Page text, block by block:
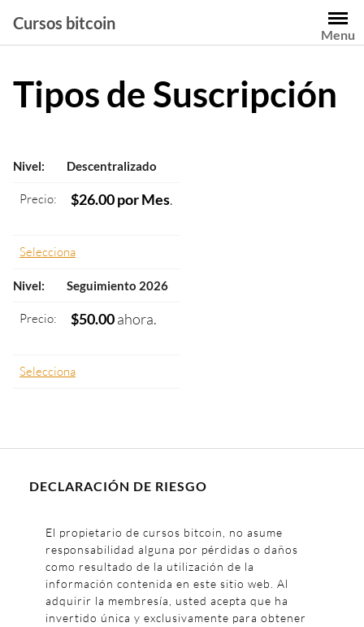
contenido
Cursos bitcoin
Menu
Tipos de Suscripción
Descentralizado
$26.00 por Mes.
Selecciona
Seguimiento 2026
$50.00ahora.
Selecciona
DECLARACIÓN DE RIESGO
El propietario de cursos bitcoin, no asume
responsabilidad alguna por pérdidas o daños
como resultado de la utilización de la
información contenida en este sitio web. Al
adquirir la membresía, usted acepta que ha
invertido única y exclusivamente para obtener